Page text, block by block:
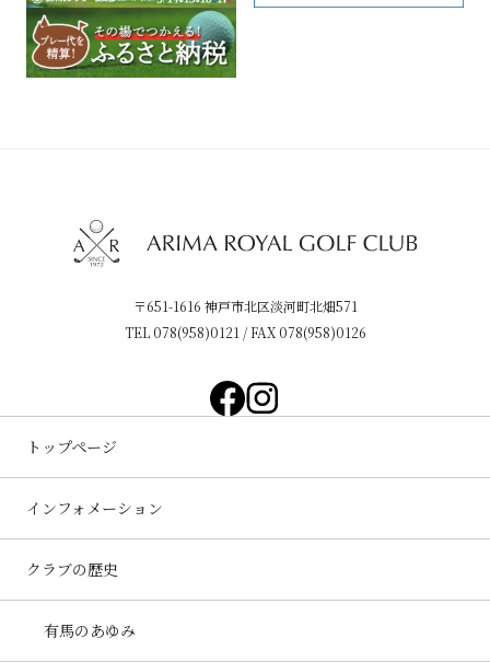
〒651-1616 神戸市北区淡河町北畑571
TEL 078(958)0121 / FAX 078(958)0126
トップページ
インフォメーション
クラブの歴史
有馬のあゆみ